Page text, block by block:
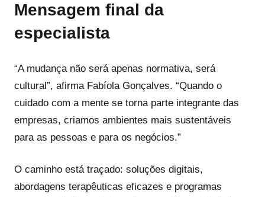
Mensagem final da
especialista
“A mudança não será apenas normativa, será
cultural”, afirma Fabíola Gonçalves. “Quando o
cuidado com a mente se torna parte integrante das
empresas, criamos ambientes mais sustentáveis
para as pessoas e para os negócios.”
O caminho está traçado: soluções digitais,
abordagens terapêuticas eficazes e programas